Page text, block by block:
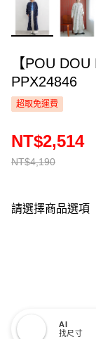
【POU
PPX24846
超取免運費
NT$4,190
NT$2,514
請選擇商品選項
AI
找尺寸